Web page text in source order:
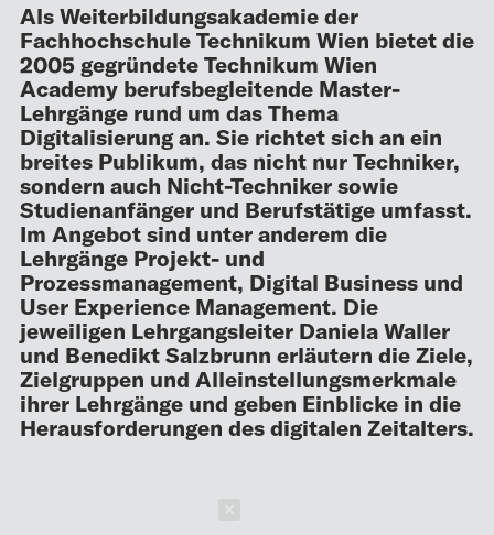
Als Weiterbildungsakademie der
Fachhochschule Technikum Wien bietet die
2005 gegründete Technikum Wien
Academy berufsbegleitende Master-
Lehrgänge rund um das Thema
Digitalisierung an. Sie richtet sich an ein
breites Publikum, das nicht nur Techniker,
sondern auch Nicht-Techniker sowie
Studienanfänger und Berufstätige umfasst.
Im Angebot sind unter anderem die
Lehrgänge Projekt- und
Prozessmanagement, Digital Business und
User Experience Management. Die
jeweiligen Lehrgangsleiter Daniela Waller
und Benedikt Salzbrunn erläutern die Ziele,
Zielgruppen und Alleinstellungsmerkmale
ihrer Lehrgänge und geben Einblicke in die
Herausforderungen des digitalen Zeitalters.